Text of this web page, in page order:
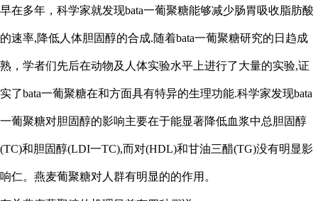
早在多年，科学家就发现bata一葡聚糖能够减少肠胃吸收脂肪酸
的速率,降低人体胆固醇的合成.随着bata一葡聚糖研究的日趋成
熟，学者们先后在动物及人体实验水平上进行了大量的实验,证
实了bata一葡聚糖在和方面具有特异的生理功能.科学家发现bata
一葡聚糖对胆固醇的影响主要在于能显著降低血浆中总胆固醇
(TC)和胆固醇(LDI一TC),而对(HDL)和甘油三醋(TG)没有明显影
响仁。燕麦葡聚糖对人群有明显的的作用。